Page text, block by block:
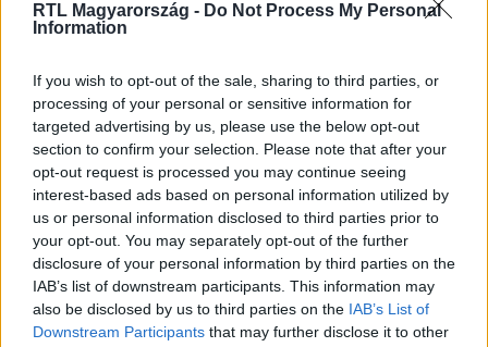
RTL Magyarország - Do Not Process My Personal
Information
If you wish to opt-out of the sale, sharing to third parties, or
processing of your personal or sensitive information for
targeted advertising by us, please use the below opt-out
section to confirm your selection. Please note that after your
opt-out request is processed you may continue seeing
interest-based ads based on personal information utilized by
us or personal information disclosed to third parties prior to
your opt-out. You may separately opt-out of the further
disclosure of your personal information by third parties on the
IAB’s list of downstream participants. This information may
also be disclosed by us to third parties on the IAB’s List of
Downstream Participants that may further disclose it to other
Kövess minket, és értesülj a friss hírekről a
Facebookon is!
Követem